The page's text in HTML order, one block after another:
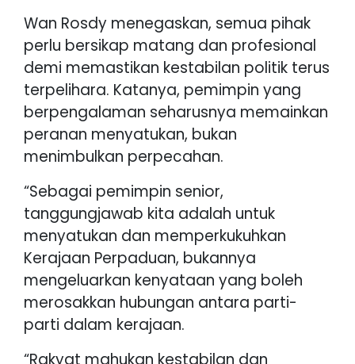
Wan Rosdy menegaskan, semua pihak
perlu bersikap matang dan profesional
demi memastikan kestabilan politik terus
terpelihara. Katanya, pemimpin yang
berpengalaman seharusnya memainkan
peranan menyatukan, bukan
menimbulkan perpecahan.
“Sebagai pemimpin senior,
tanggungjawab kita adalah untuk
menyatukan dan memperkukuhkan
Kerajaan Perpaduan, bukannya
mengeluarkan kenyataan yang boleh
merosakkan hubungan antara parti-
parti dalam kerajaan.
“Rakyat mahukan kestabilan dan